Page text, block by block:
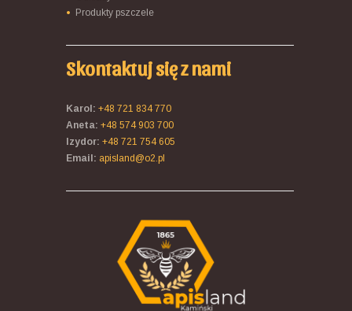
Produkty pszczele
Skontaktuj się z nami
Karol: +48 721 834 770
Aneta: +48 574 903 700
Izydor: +48 721 754 605
Email: apisland@o2.pl